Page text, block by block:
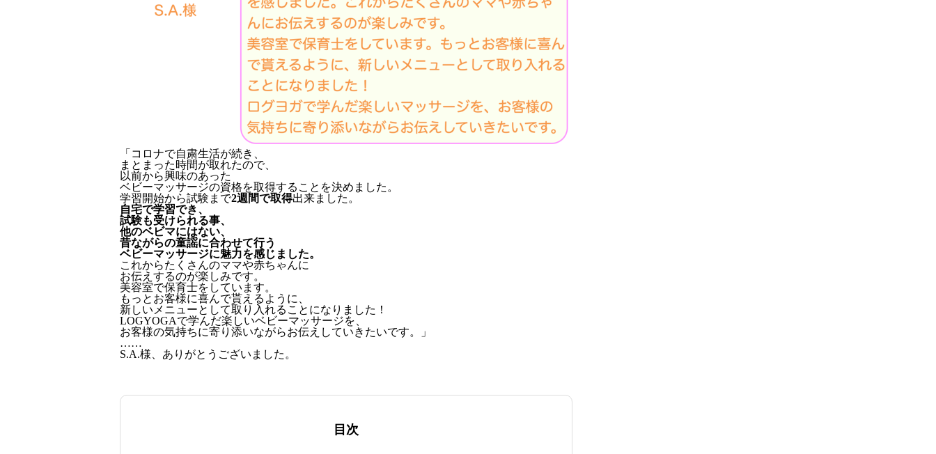
「コロナで自粛生活が続き、
まとまった時間が取れたので、
以前から興味のあった
ベビーマッサージの資格を取得することを決めました。
学習開始から試験まで2週間で取得出来ました。
自宅で学習でき、
試験も受けられる事、
他のベビマにはない、
昔ながらの童謡に合わせて行う
ベビーマッサージに魅力を感じました。
これからたくさんのママや赤ちゃんに
お伝えするのが楽しみです。
美容室で保育士をしています。
もっとお客様に喜んで貰えるように、
新しいメニューとして取り入れることになりました！
LOGYOGAで学んだ楽しいベビーマッサージを、
お客様の気持ちに寄り添いながらお伝えしていきたいです。」
……
S.A.様、ありがとうございました。
目次